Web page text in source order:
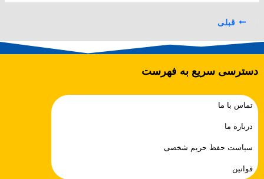
قبلی
دسترسی سریع به فهرست
تماس با ما
درباره ما
سیاست حفظ حریم شخصی
قوانین